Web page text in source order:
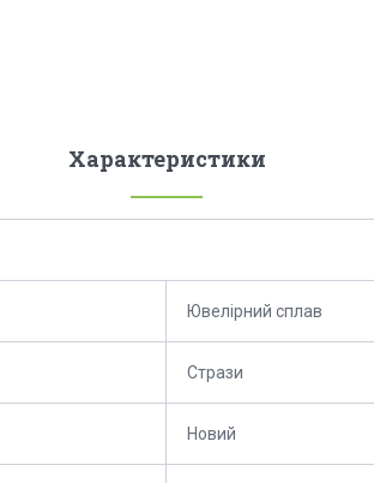
Характеристики
Ювелірний сплав
Стрази
Новий